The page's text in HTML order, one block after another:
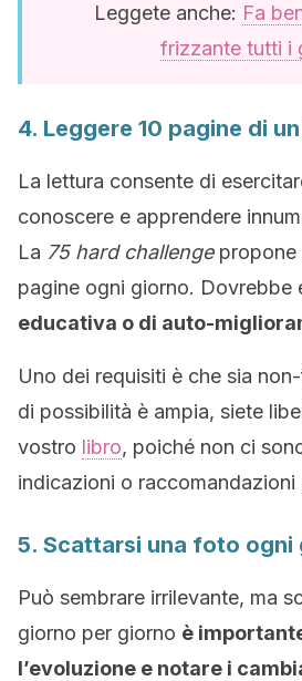
Leggete anche: Fa
frizzante tutti i
4. Leggere 10 pagine di
La lettura consente di
conoscere e apprendere
La 75 hard challengepropone
pagine ogni giorno. Dovrebbe
educativa o di auto-
Uno dei requisiti è che sia
di possibilità è ampia, siete
vostro libro, poiché non ci
indicazioni o raccomandazioni
5. Scattarsi una foto ogni
Può sembrare irrilevante, ma
giorno per giorno è
l’evoluzione e notare i